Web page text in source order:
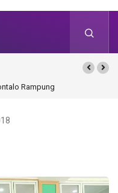
Dukung Program SMA